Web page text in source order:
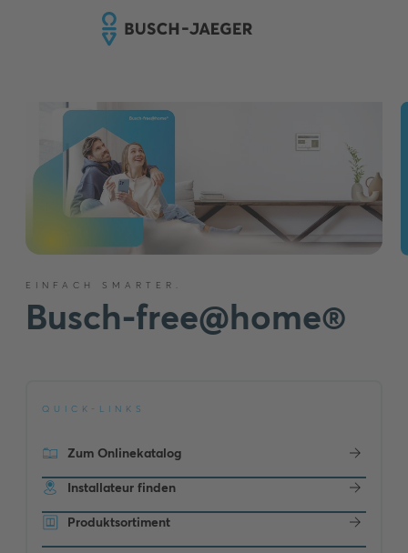
EINFACH SMARTER.
Busch-free@home®
QUICK-LINKS
Zum Onlinekatalog
Installateur finden
Produktsortiment